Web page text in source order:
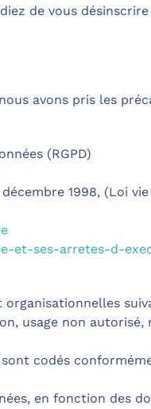
de vous
avons pris les
(RGPD)
1998, (Loi
et-ses-arretes-d-
organisationnelles
usage non
codés
en fonction des